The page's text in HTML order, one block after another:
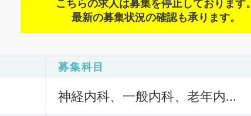
こちらの求人は募集を停止しております。
最新の募集状況の確認も承ります。
募集科目
神経内科、一般内科、老年内